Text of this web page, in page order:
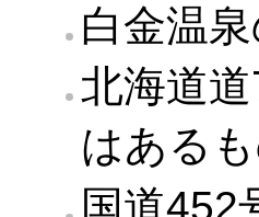
白金温
北海道
はある
国道452